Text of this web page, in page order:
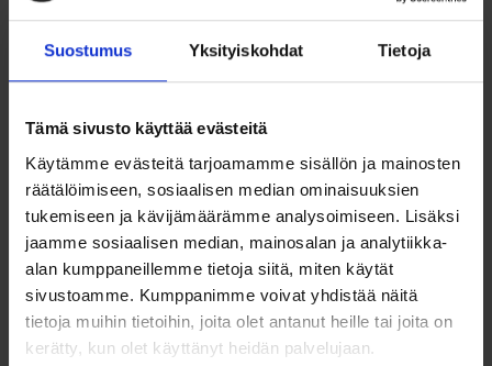
Suostumus Yksityiskohdat Tietoja
Tämä sivusto käyttää evästeitä
Käytämme evästeitä tarjoamamme sisällön ja mainosten
räätälöimiseen, sosiaalisen median ominaisuuksien
tukemiseen ja kävijämäärämme analysoimiseen. Lisäksi
jaamme sosiaalisen median, mainosalan ja analytiikka-
alan kumppaneillemme tietoja siitä, miten käytät
sivustoamme. Kumppanimme voivat yhdistää näitä
tietoja muihin tietoihin, joita olet antanut heille tai joita on
kerätty, kun olet käyttänyt heidän palvelujaan.
Valkokultainen
avosydänriipus
zirkoneilla
Keltakultainen
avosydänriipus
zirkoneilla